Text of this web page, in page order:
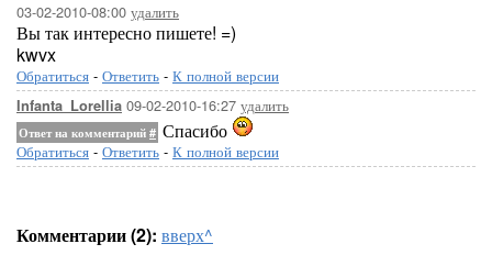
03-02-2010-08:00 удалить
Вы так интересно пишете! =)
kwvx
Обратиться - Ответить - К полной версии
Infanta_Lorellia 09-02-2010-16:27 удалить
Ответ на комментарий # Спасибо
Обратиться - Ответить - К полной версии
Комментарии (2): вверх^